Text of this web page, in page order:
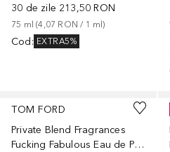
30 de zile 213,50 RON
75 ml (4,07 RON / 1 ml)
Cod : EXTRA5%
TOM FORD
Private Blend Fragrances
Fucking Fabulous Eau de Parfum